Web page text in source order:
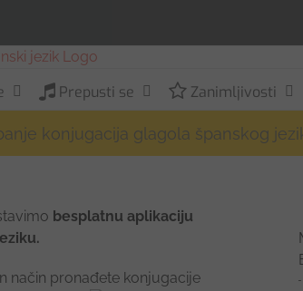
Prepusti se Zanimljivosti
konjugacija glagola španskog
besplatnu aplikaciju
način pronađete konjugacije